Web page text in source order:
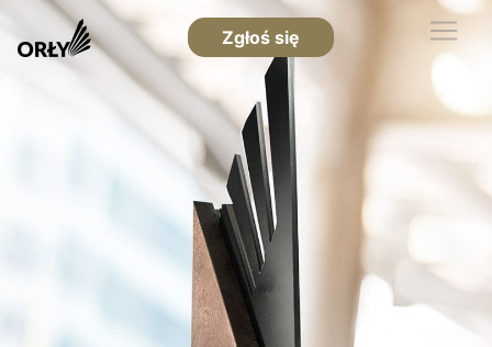
Zgłoś się